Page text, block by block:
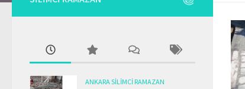
ANKARA SILIMCI RAMAZAN